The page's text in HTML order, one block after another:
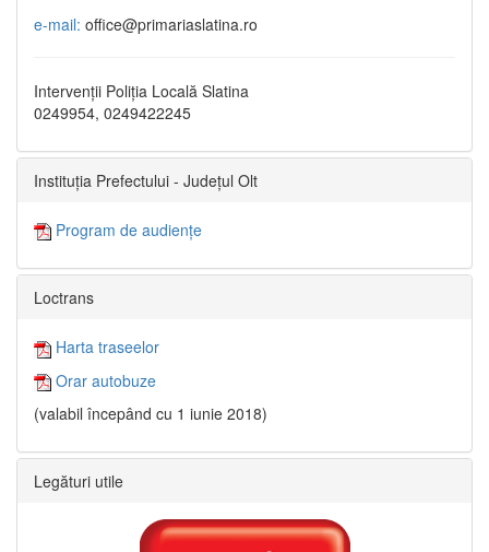
e-mail: office@primariaslatina.ro
Intervenții Poliția Locală Slatina
0249954, 0249422245
Instituția Prefectului - Județul Olt
Program de audiențe
Loctrans
Harta traseelor
Orar autobuze
(valabil începând cu 1 iunie 2018)
Legături utile